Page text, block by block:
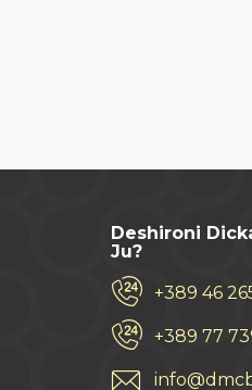
Deshironi
Ju?
+389 46
+389 77